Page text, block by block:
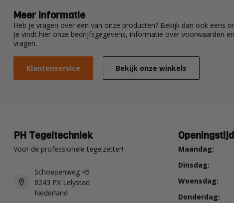
Meer informatie
Heb je vragen over een van onze producten? Bekijk dan ook eens
Je vindt hier onze bedrijfsgegevens, informatie over voorwaarden
vragen.
Klantenservice Bekijk onze winkels
PH Tegeltechniek
Voor de professionele tegelzetter!
Schoepenweg 45
8243 PX Lelystad
Nederland
Maandag:
Dinsdag:
Woensdag:
Donderdag: